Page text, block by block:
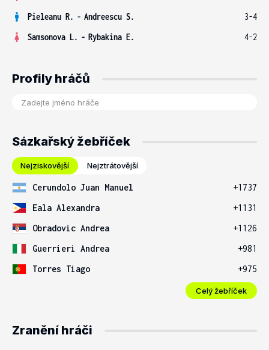
Pieleanu R. - Andreescu S.
3-4
Samsonova L. - Rybakina E. 4-2
Profily hráčů
Sázkařský žebříček
Nejziskovější Nejztrátovější
Cerundolo Juan Manuel
+1737
Eala Alexandra
+1131
Obradovic Andrea
+1126
Guerrieri Andrea
+981
Torres Tiago
+975
Celý žebříček
Zranění hráči